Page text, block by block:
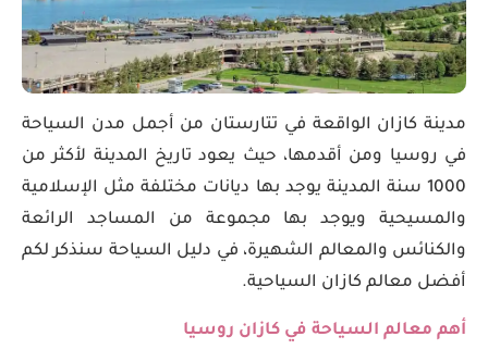
مدينة كازان الواقعة في تتارستان من أجمل مدن السياحة
في روسيا ومن أقدمها، حيث يعود تاريخ المدينة لأكثر من
1000 سنة المدينة يوجد بها ديانات مختلفة مثل الإسلامية
والمسيحية ويوجد بها مجموعة من المساجد الرائعة
والكنائس والمعالم الشهيرة، في دليل السياحة سنذكر لكم
أفضل معالم كازان السياحية.
أهم معالم السياحة في كازان روسيا